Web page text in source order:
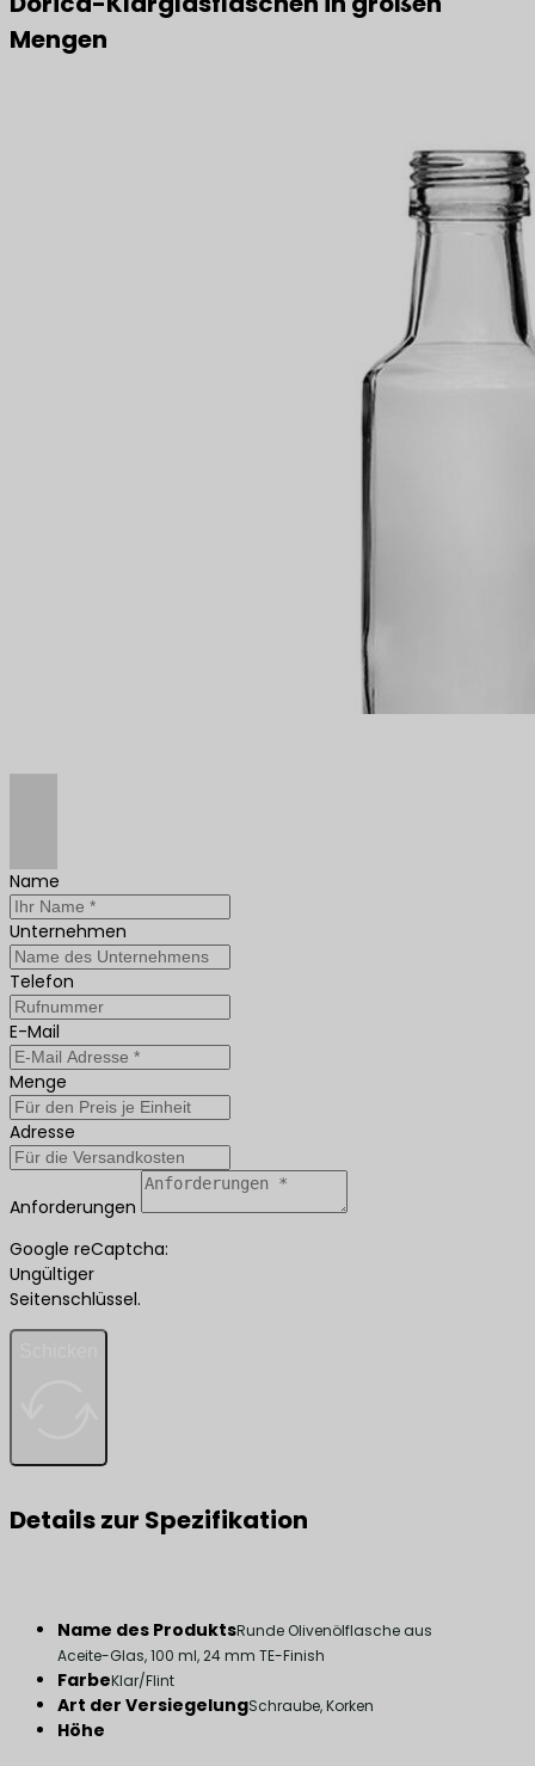
Mengen
Name
Unternehmen
Telefon
E-Mail
Menge
Adresse
Anforderungen
Google reCaptcha:
Ungültiger
Seitenschlüssel.
Details zur Spezifikation
Name des ProduktsRunde Olivenölflasche aus
Aceite-Glas, 100 ml, 24 mm TE-Finish
FarbeKlar/Flint
Art der VersiegelungSchraube, Korken
Höhe